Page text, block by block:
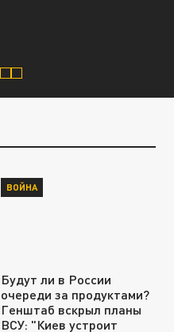
ВОЙНА
Будут ли в России
очереди за продуктами?
Генштаб вскрыл планы
ВСУ: "Киев устроит